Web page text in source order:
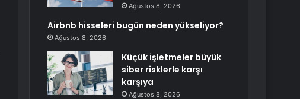
Ağustos 8, 2026
Airbnb hisseleri bugün neden yükseliyor?
Ağustos 8, 2026
Küçük işletmeler büyük
siber risklerle karşı
karşıya
Ağustos 8, 2026